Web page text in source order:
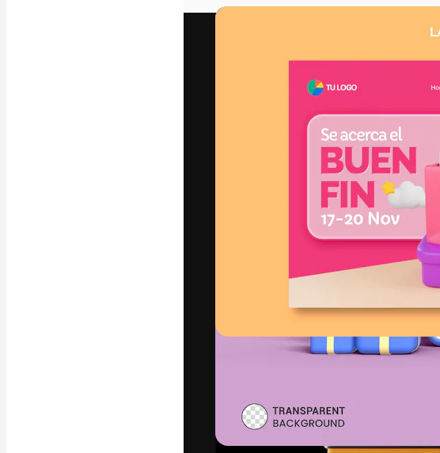
Vídeos
A plataforma criativa para você
seu melhor trabalho. Mais de 1
assinantes entre criativos,
agências e estúdios.
Português
Copyright © 2010-